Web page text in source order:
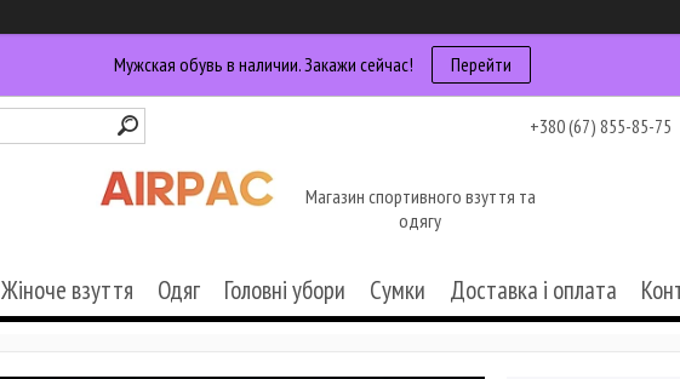
Мужская обувь в наличии. Закажи сейчас! Перейти
+380 (67) 855-85-75
Магазин спортивного взуття та
одягу
Жіноче взуття Одяг Головні убори Сумки Доставка і оплата